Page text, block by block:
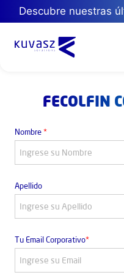
Descubre nuestras
FECOLFIN
Nombre*
Apellido
Tu Email Corporativo*